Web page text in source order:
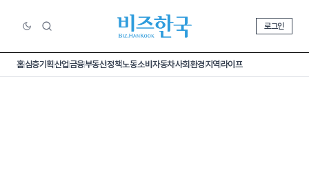
로그인
홈심층기획산업금융부동산정책노동소비 자동차사회환경지역라이프